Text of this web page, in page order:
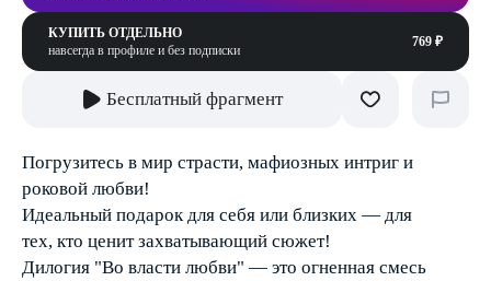
КУПИТЬ ОТДЕЛЬНО
навсегда в профиле и без подписки
769 ₽
Бесплатный фрагмент
Погрузитесь в мир страсти, мафиозных интриг и
роковой любви!
Идеальный подарок для себя или близких — для
тех, кто ценит захватывающий сюжет!
Дилогия "Во власти любви" — это огненная смесь